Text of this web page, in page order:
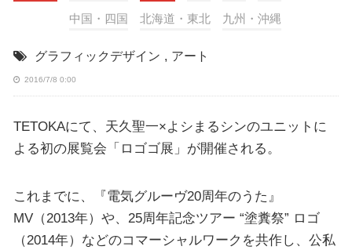
中国・四国 北海道・東北 九州・沖縄
グラフィックデザイン , アート
2016/7/8 0:00
TETOKAにて、天久聖一×よシまるシンのユニットに
よる初の展覧会「ロゴゴ展」が開催される。
これまでに、『電気グルーヴ20周年のうた』
MV（2013年）や、25周年記念ツアー “塗糞祭” ロゴ
（2014年）などのコマーシャルワークを共作し、公私